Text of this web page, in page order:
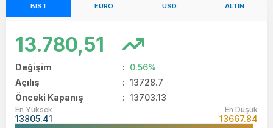
BIST EURO USD ALTIN
13.780,51
Değişim : 0.56%
Açılış
: 13728.7
Önceki Kapanış
: 13703.13
En Yüksek
13805.41
En Düşük
13667.84